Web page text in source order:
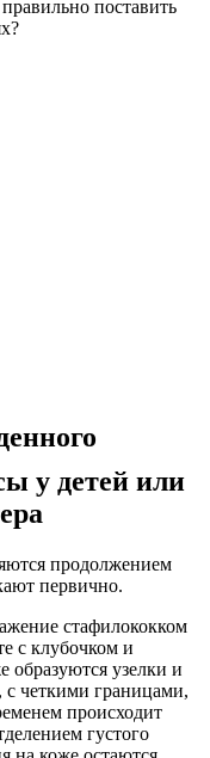
поставить
у детей или
продолжением
первично.
стафилококком
с клубочком и
узелки и
с четкими границами,
происходит
густого